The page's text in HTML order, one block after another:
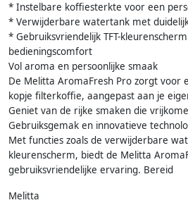
* Instelbare koffiesterkte voor een
* Verwijderbare watertank met
* Gebruiksvriendelijk TFT-
bedieningscomfort
Vol aroma en persoonlijke smaak
De Melitta AromaFresh Pro zorgt voor
kopje filterkoffie, aangepast aan je
Geniet van de rijke smaken die
Gebruiksgemak en innovatieve
Met functies zoals de verwijderbare
kleurenscherm, biedt de Melitta
gebruiksvriendelijke ervaring. Bereid
Melitta